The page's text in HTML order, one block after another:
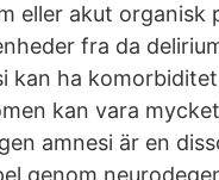
eller akut
fra da
kan ha
kan vara
amnesi är en
genom